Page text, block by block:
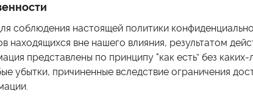
соблюдения настоящей политики
находящихся вне нашего влияния, результатом
представлены по принципу "как есть” без
убытки, причиненные вследствие ограничения